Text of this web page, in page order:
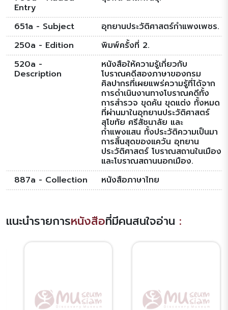
Entry
651a - Subject
อุทยานประวัติศาสตร์กำแพงเพชร.
250a - Edition
พิมพ์ครั้งที่ 2.
520a -
Description
หนังสือให้ความรู้เกี่ยวกับ
โบราณคดีสองภาษาของกรม
ศิลปากรที่เผยแพร่ความรู้ที่ได้จาก
การดำเนินงานทางโบราณคดีทั้ง
การสำรวจ ขุดค้น ขุดแต่ง ทั้งหมด
ที่ผ่านมาในอุทยานประวัติศาสตร์
สุโขทัย ศรีสัชนาลัย และ
กำแพงแสน ทั้งประวัติความเป็นมา
การสิ้นสุดของแคว้น อุทยาน
ประวัติศาสตร์ โบราณสถานในเมือง
และโบราณสถานนอกเมือง.
887a - Collection
หนังสือภาษาไทย
แนะนำรายการหนังสือที่มีคนสนใจอ่าน :